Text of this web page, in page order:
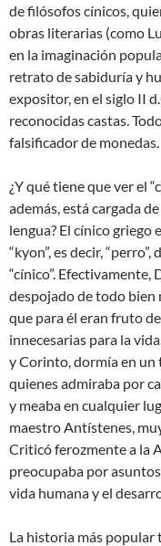
de filósofos cínicos,
obras literarias (como
en la imaginación
retrato de sabiduría y
expositor, en el siglo II
reconocidas castas.
falsificador de monedas.
¿Y qué tiene que ver el
además, está cargada
lengua? El cínico
“kyon”, es decir,
“cínico”. Efectivamente,
despojado de todo bien
que para él eran fruto
innecesarias para la
y Corinto, dormía en un
quienes admiraba por
y meaba en cualquier
maestro Antístenes,
Criticó ferozmente a la
preocupaba por
vida humana y el
La historia más popular